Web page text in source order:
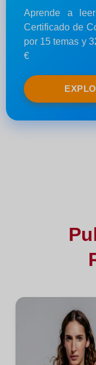
Aprende a
Certificado de
por 15 temas y
€